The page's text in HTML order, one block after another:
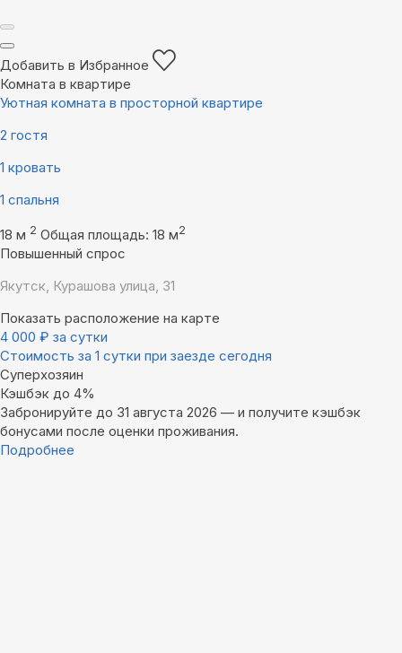
Добавить в Избранное
Комната в квартире
Уютная комната в просторной квартире
2 гостя
1 кровать
1 спальня
18 м 2 Общая площадь: 18 м2
Повышенный спрос
Якутск, Курашова улица, 31
Показать расположение на карте
4 000 ₽ за сутки
Стоимость за 1 сутки при заезде сегодня
Суперхозяин
Кэшбэк до 4%
Забронируйте до 31 августа 2026 — и получите кэшбэк
бонусами после оценки проживания.
Подробнее